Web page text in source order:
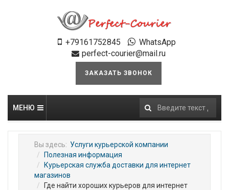
+79161752845
WhatsApp
perfect-courier@mail.ru
ЗАКАЗАТЬ ЗВОНОК
МЕНЮ Искать...
Вы здесь: Услуги курьерской компании
Полезная информация
Курьерская служба доставки для интернет
магазинов
Где найти хороших курьеров для интернет